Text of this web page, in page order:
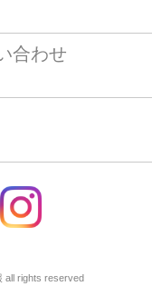
合わせ
all rights reserved